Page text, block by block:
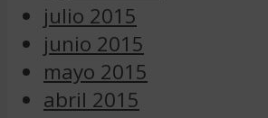
julio 2015
junio 2015
mayo 2015
abril 2015